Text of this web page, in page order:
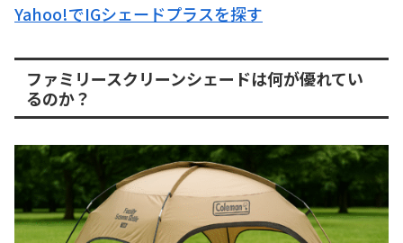
Yahoo!でIGシェードプラスを探す
ファミリースクリーンシェードは何が優れてい
るのか？